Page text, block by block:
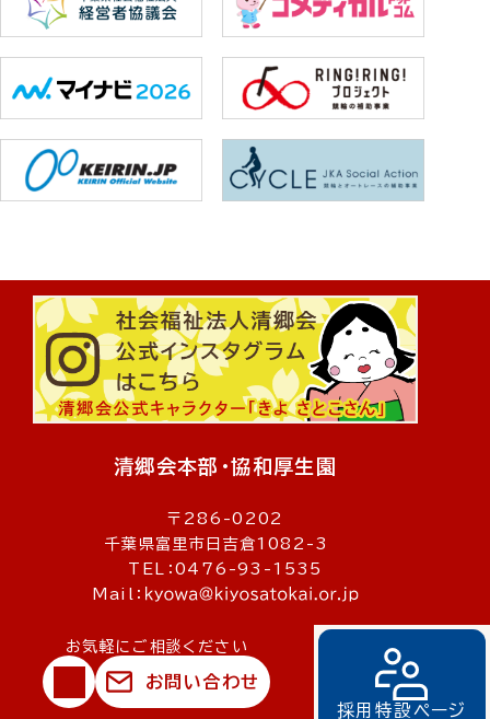
清郷会本部・協和厚生園
〒286-0202
千葉県富里市日吉倉1082-3
TEL：0476-93-1535
Mail：
© 社会福祉法人清郷会
お気軽にご相談ください
お問い合わせ
採用特設ページ